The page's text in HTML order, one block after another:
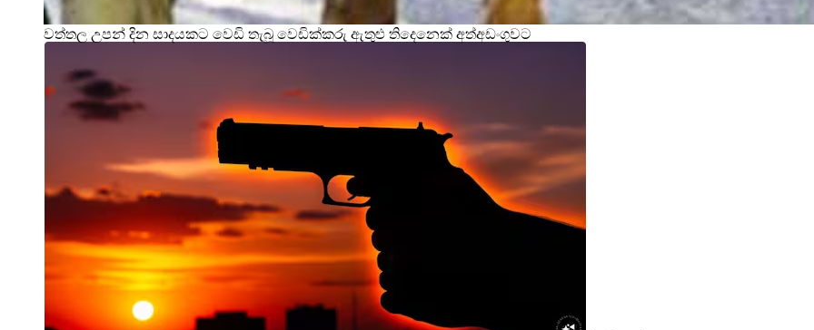
වත්තල උපන් දින සාදයකට වෙඩි තැබූ වෙඩික්කරු ඇතුළු තිදෙනෙක් අත්අඩංගුවට